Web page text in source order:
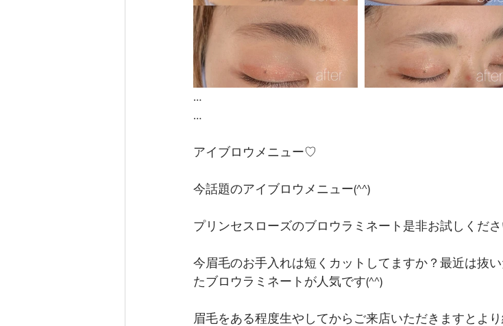
…
…
アイブロウメニュー♡
今話題のアイブロウメニュー(^^)
プリンセスローズのブロウラミネート是非お試しくだ
今眉毛のお手入れは短くカットしてますか？最近は抜
たブロウラミネートが人気です(^^)
眉毛をある程度生やしてからご来店いただきますとよ